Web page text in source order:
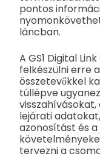
pontos
láncban.
A GS1 Digital
felkészülni erre
összetevőkkel
túllépve
lejárati
azonosítást és a
tervezni a